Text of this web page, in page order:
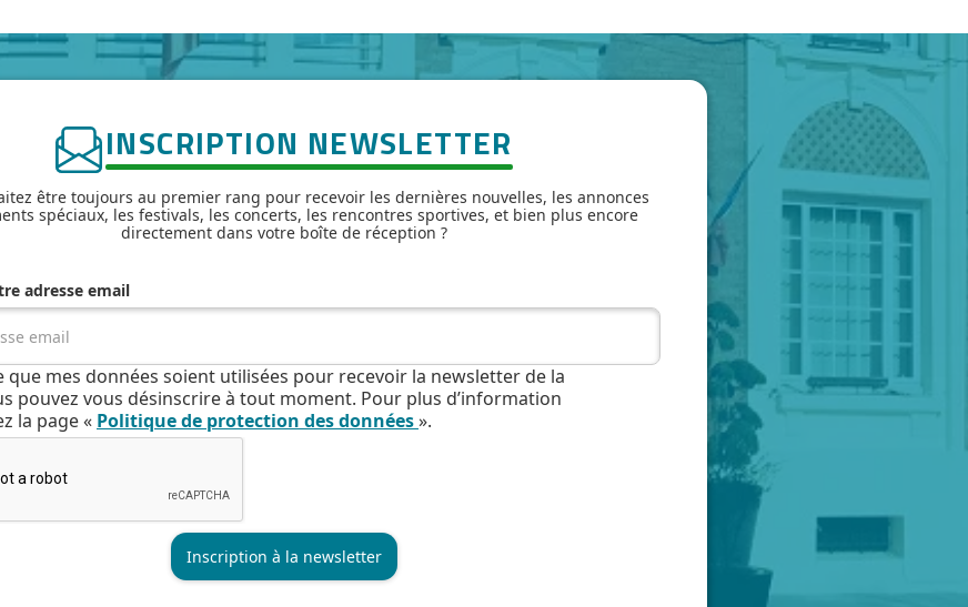
INSCRIPTION NEWSLETTER
être toujours au premier rang pour recevoir les dernières nouvelles, les annonces
spéciaux, les festivals, les concerts, les rencontres sportives, et bien plus encore
directement dans votre boîte de réception ?
adresse email
que mes données soient utilisées pour recevoir la newsletter de la
pouvez vous désinscrire à tout moment. Pour plus d’information
la page « Politique de protection des données».